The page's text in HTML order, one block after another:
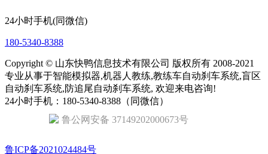
24小时手机(同微信)
180-5340-8388
Copyright © 山东快鸭信息技术有限公司 版权所有 2008-2021
专业从事于智能模拟器,机器人教练,教练车自动刹车系统,盲区
自动刹车系统,防追尾自动刹车系统, 欢迎来电咨询!
24小时手机：180-5340-8388（同微信）
鲁公网安备 37149202000673号
鲁ICP备2021024484号